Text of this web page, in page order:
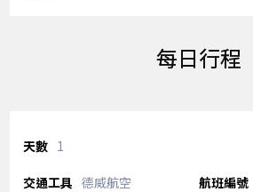
每日行程
1
德威航空